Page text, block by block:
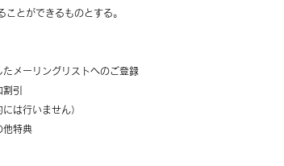
とができるものとする。
たメーリングリストへのご登録
引
は行いません）
他特典